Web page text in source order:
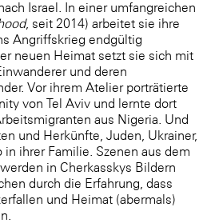
Israel. In einer umfangreichen
, seit 2014) arbeitet sie ihre
Angriffskrieg endgültig
neuen Heimat setzt sie sich mit
und deren
Vor ihrem Atelier porträtierte
von Tel Aviv und lernte dort
aus Nigeria. Und
und Herkünfte, Juden, Ukrainer,
ihrer Familie. Szenen aus dem
in Cherkasskys Bildern
durch die Erfahrung, dass
und Heimat (abermals)